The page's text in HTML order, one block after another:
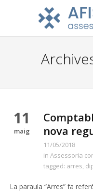
11
maig
nova
11/05/2018
in Assessoria
tagged: arres,
La paraula “Arres” fa